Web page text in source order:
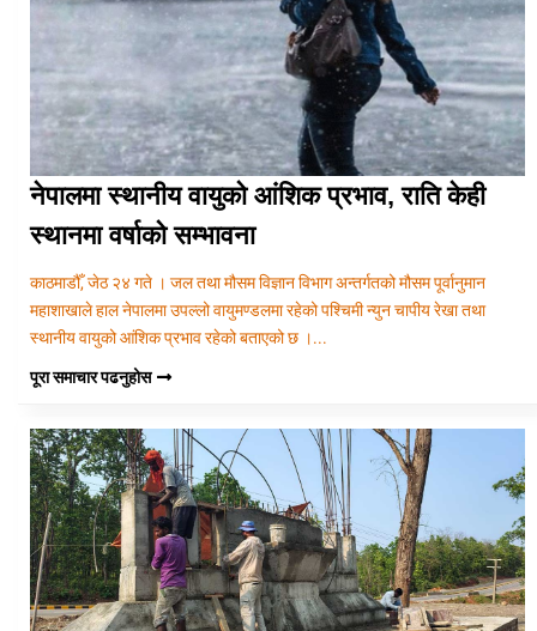
नेपालमा स्थानीय वायुको आंशिक प्रभाव, राति केही
स्थानमा वर्षाको सम्भावना
काठमाडौँ, जेठ २४ गते । जल तथा मौसम विज्ञान विभाग अन्तर्गतको मौसम पूर्वानुमान
महाशाखाले हाल नेपालमा उपल्लो वायुमण्डलमा रहेको पश्चिमी न्युन चापीय रेखा तथा
स्थानीय वायुको आंशिक प्रभाव रहेको बताएको छ ।...
पूरा समाचार पढनुहोस